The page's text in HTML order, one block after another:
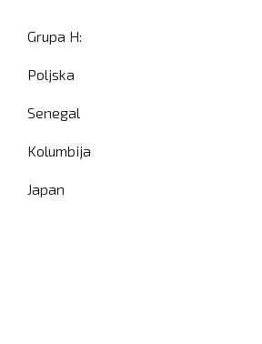
Grupa H:
Poljska
Senegal
Kolumbija
Japan